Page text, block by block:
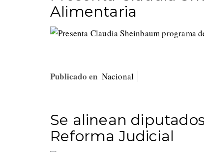
Alimentaria
Publicado en Nacional
Se alinean
Reforma Judicial